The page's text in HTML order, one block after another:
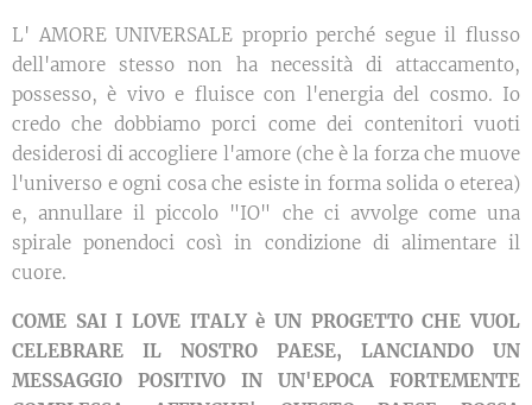
L' AMORE UNIVERSALE proprio perché segue il flusso
dell'amore stesso non ha necessità di attaccamento,
possesso, è vivo e fluisce con l'energia del cosmo. Io
credo che dobbiamo porci come dei contenitori vuoti
desiderosi di accogliere l'amore (che è la forza che muove
l'universo e ogni cosa che esiste in forma solida o eterea)
e, annullare il piccolo "IO" che ci avvolge come una
spirale ponendoci così in condizione di alimentare il
cuore.
COME SAI I LOVE ITALY è UN PROGETTO CHE VUOL
CELEBRARE IL NOSTRO PAESE, LANCIANDO UN
MESSAGGIO POSITIVO IN UN'EPOCA FORTEMENTE